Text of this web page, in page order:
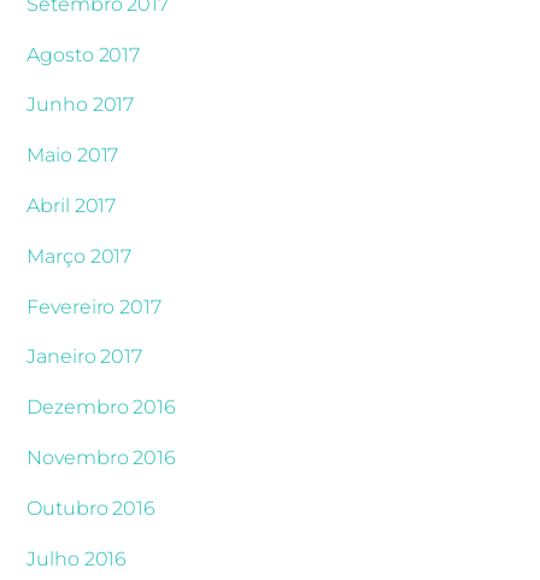
Agosto 2017
Junho 2017
Maio 2017
Abril 2017
Março 2017
Fevereiro 2017
Janeiro 2017
Dezembro 2016
Novembro 2016
Outubro 2016
Julho 2016